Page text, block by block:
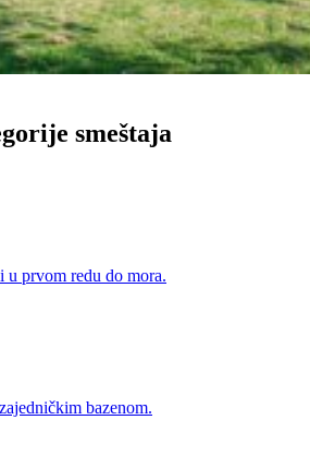
smeštaja
u prvom redu do mora.
bazenom.